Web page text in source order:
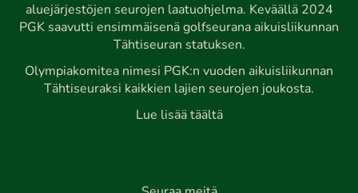
aluejärjestöjen seurojen laatuohjelma. Keväällä 2024
PGK saavutti ensimmäisenä golfseurana aikuisliikunnan
Tähtiseuran statuksen.
Olympiakomitea nimesi PGK:n vuoden aikuisliikunnan
Tähtiseuraksi kaikkien lajien seurojen joukosta.
Lue lisää täältä